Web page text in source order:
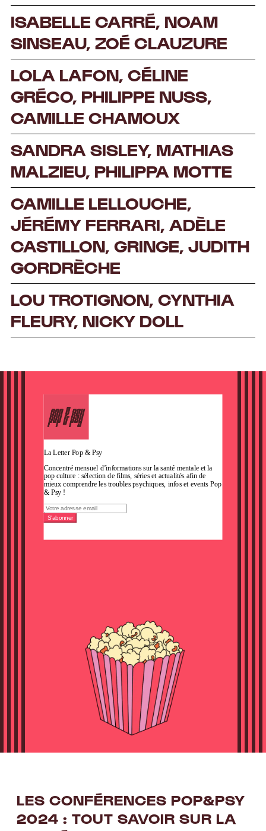
ISABELLE CARRÉ, NOAM
SINSEAU, ZOÉ CLAUZURE
LOLA LAFON, CÉLINE
GRÉCO, PHILIPPE NUSS,
CAMILLE CHAMOUX
SANDRA SISLEY, MATHIAS
MALZIEU, PHILIPPA MOTTE
CAMILLE LELLOUCHE,
JÉRÉMY FERRARI, ADÈLE
CASTILLON, GRINGE, JUDITH
GORDRÈCHE
LOU TROTIGNON, CYNTHIA
FLEURY, NICKY DOLL
LES CONFÉRENCES POP&PSY
2024 : TOUT SAVOIR SUR LA